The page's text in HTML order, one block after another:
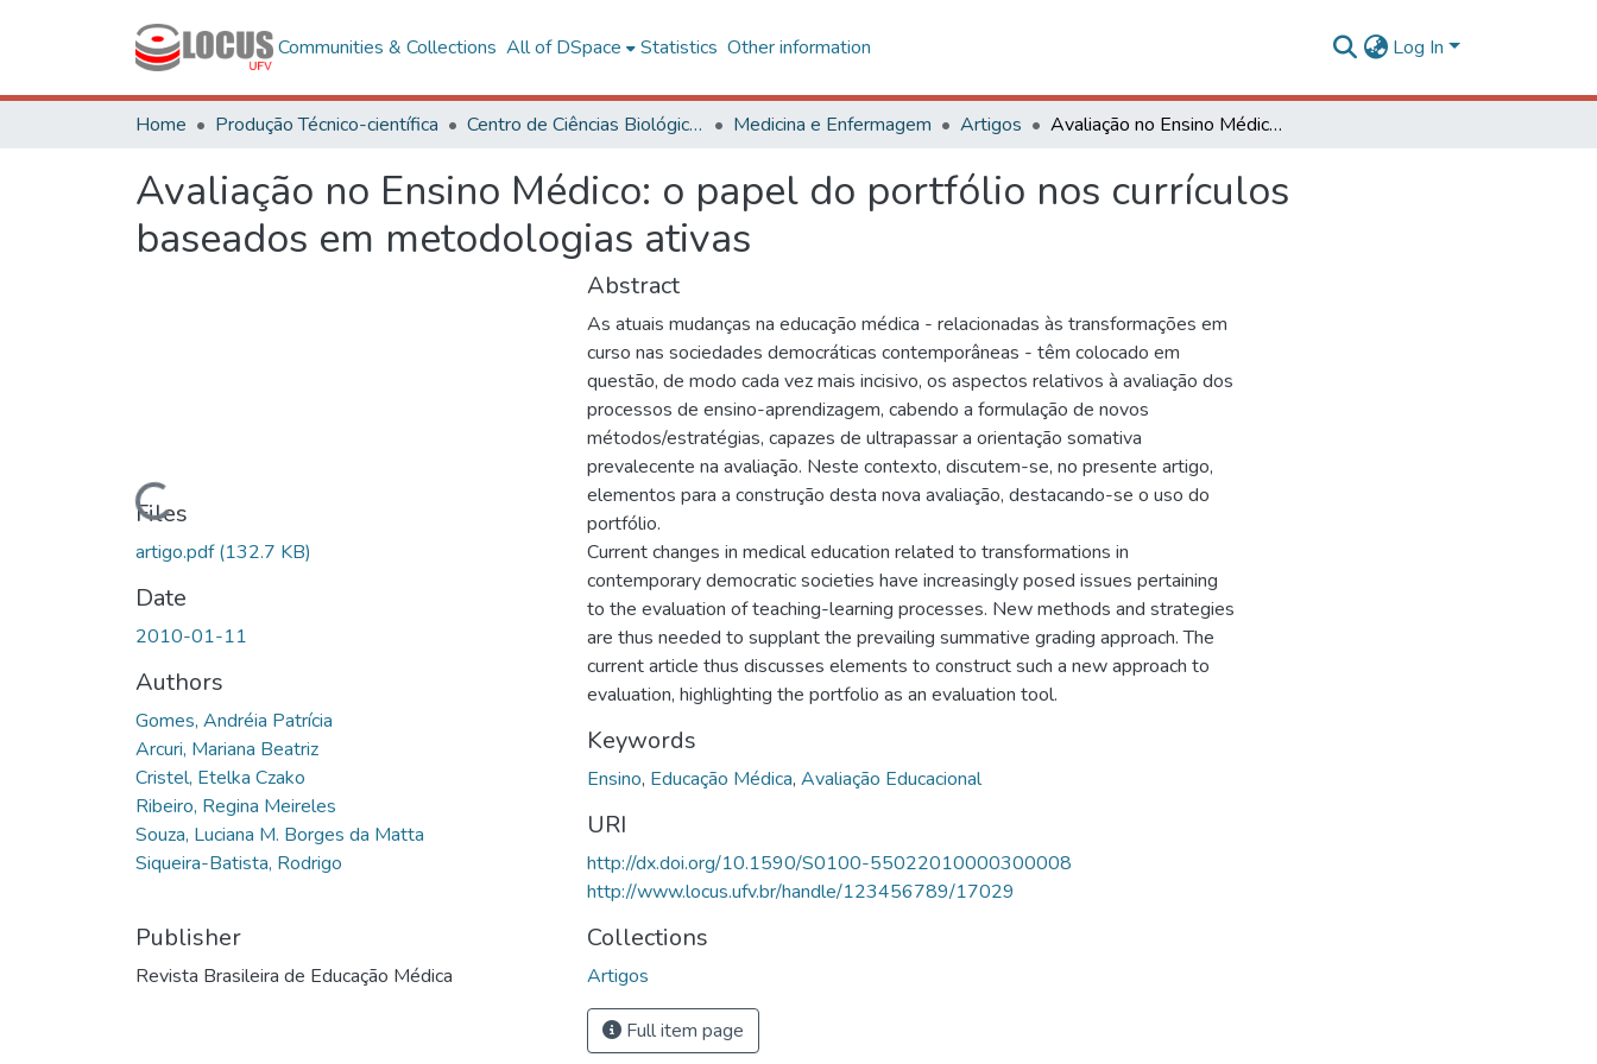
Communities & Collections All of DSpace Statistics Other information Log In
Home Produção Técnico-científica Centro de Ciências Biológicas e da Saúde Medicina e Enfermagem Artigos Avaliação no Ensino Médico: o papel do portfólio nos currículos baseados em metodologias ativas
Avaliação no Ensino Médico: o papel do portfólio nos currículos
baseados em metodologias ativas
Loading...
Files
artigo.pdf(132.7 KB)
Date
2010-01-11
Authors
Gomes, Andréia Patrícia
Arcuri, Mariana Beatriz
Cristel, Etelka Czako
Ribeiro, Regina Meireles
Souza, Luciana M. Borges da Matta
Siqueira-Batista, Rodrigo
Publisher
Revista Brasileira de Educação Médica
Abstract
As atuais mudanças na educação médica - relacionadas às transformações em
curso nas sociedades democráticas contemporâneas - têm colocado em
questão, de modo cada vez mais incisivo, os aspectos relativos à avaliação dos
processos de ensino-aprendizagem, cabendo a formulação de novos
métodos/estratégias, capazes de ultrapassar a orientação somativa
prevalecente na avaliação. Neste contexto, discutem-se, no presente artigo,
elementos para a construção desta nova avaliação, destacando-se o uso do
portfólio.
Current changes in medical education related to transformations in
contemporary democratic societies have increasingly posed issues pertaining
to the evaluation of teaching-learning processes. New methods and strategies
are thus needed to supplant the prevailing summative grading approach. The
current article thus discusses elements to construct such a new approach to
evaluation, highlighting the portfolio as an evaluation tool.
Keywords
Ensino, Educação Médica, Avaliação Educacional
URI
http://dx.doi.org/10.1590/S0100-55022010000300008
http://www.locus.ufv.br/handle/123456789/17029
Collections
Artigos
Full item page